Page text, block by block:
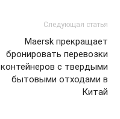
Следующая статья
Maersk прекращает
бронировать перевозки
контейнеров с твердыми
бытовыми отходами в
Китай